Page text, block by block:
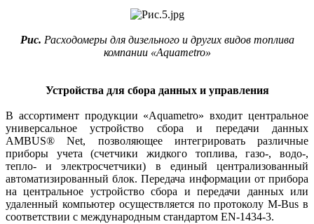
Рис. Расходомеры для дизельного и других видов топлива
компании «Aquametro»
Устройства для сбора данных и управления
В ассортимент продукции «Aquametro» входит центральное
универсальное устройство сбора и передачи данных
AMBUS® Net, позволяющее интегрировать различные
приборы учета (счетчики жидкого топлива, газо-, водо-,
тепло- и электросчетчики) в единый централизованный
автоматизированный блок. Передача информации от прибора
на центральное устройство сбора и передачи данных или
удаленный компьютер осуществляется по протоколу M‑Bus в
соответствии с международным стандартом EN‑1434-3.